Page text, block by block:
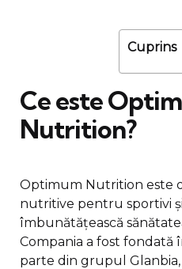
Cuprins
Ce este
Nutrition?
Optimum Nutrition este
nutritive pentru sportivi
îmbunătățească
Compania a fost fondată
parte din grupul